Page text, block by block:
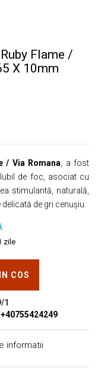
Flame /
X 10mm
/ Via Romana , a fost
de foc, asociat cu
stimulantă, naturală,
de gri cenușiu.
zile
COS
1
+40755424249
informatii